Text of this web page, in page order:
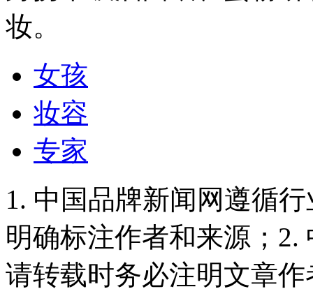
妆。
女孩
妆容
专家
1. 中国品牌新闻网遵循
明确标注作者和来源；
请转载时务必注明文章